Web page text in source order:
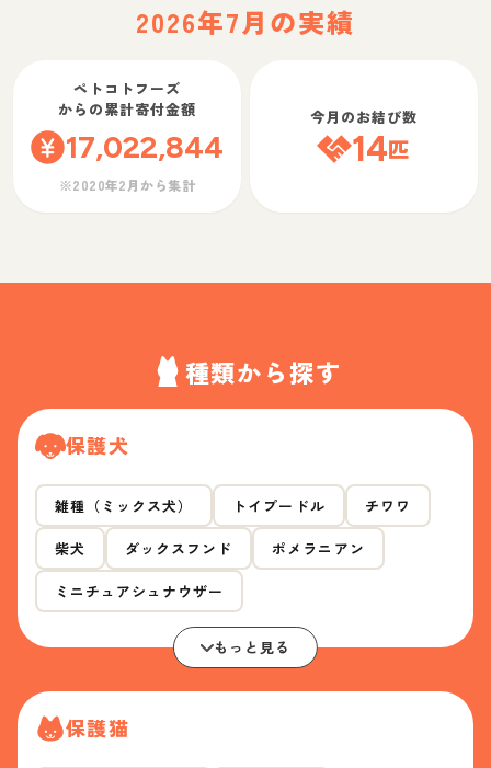
2026年7月の実績
ペトコトフーズ
からの累計寄付金額
17,022,844
※2020年2月から集計
今月のお結び数
14匹
種類から探す
保護犬
雑種（ミックス犬） トイプードル チワワ
柴犬 ダックスフンド ポメラニアン
ミニチュアシュナウザー
もっと見る
保護猫